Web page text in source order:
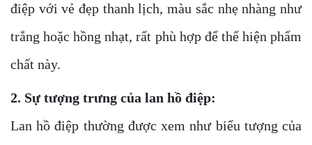
điệp với vẻ đẹp thanh lịch, màu sắc nhẹ nhàng như
trắng hoặc hồng nhạt, rất phù hợp để thể hiện phẩm
chất này.
2. Sự tượng trưng của lan hồ điệp:
Lan hồ điệp thường được xem như biểu tượng của